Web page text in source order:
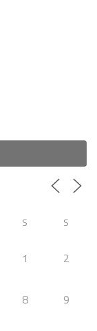
S S
1 2
8 9